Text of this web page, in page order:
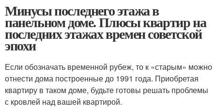
Минусы последнего этажа в
панельном доме. Плюсы квартир на
последних этажах времен советской
эпохи
Если обозначать временной рубеж, то к «старым» можно
отнести дома построенные до 1991 года. Приобретая
квартиру в таком доме, будьте готовы решать проблемы
с кровлей над вашей квартирой.